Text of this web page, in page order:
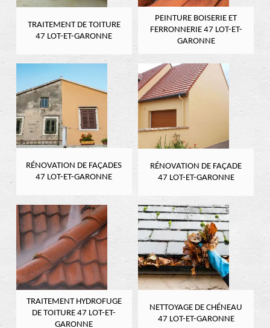
TRAITEMENT DE TOITURE
47 LOT-ET-GARONNE
PEINTURE BOISERIE ET
FERRONNERIE 47 LOT-ET-
GARONNE
RÉNOVATION DE FAÇADES
47 LOT-ET-GARONNE
RÉNOVATION DE FAÇADE
47 LOT-ET-GARONNE
TRAITEMENT HYDROFUGE
DE TOITURE 47 LOT-ET-
GARONNE
NETTOYAGE DE CHÉNEAU
47 LOT-ET-GARONNE